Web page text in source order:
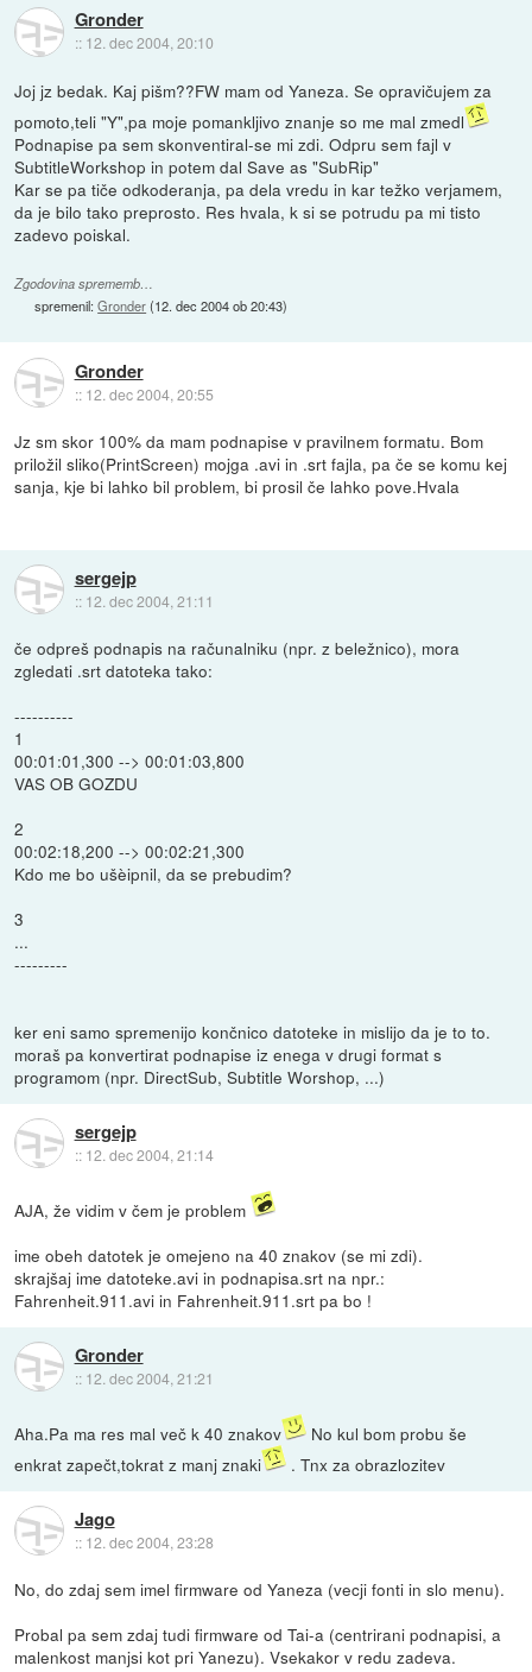
Gronder
:: 12. dec 2004, 20:10
Joj jz bedak. Kaj pišm??FW mam od Yaneza. Se opravičujem za
pomoto,teli "Y",pa moje pomankljivo znanje so me mal zmedl
Podnapise pa sem skonventiral-se mi zdi. Odpru sem fajl v
SubtitleWorkshop in potem dal Save as "SubRip"
Kar se pa tiče odkoderanja, pa dela vredu in kar težko verjamem,
da je bilo tako preprosto. Res hvala, k si se potrudu pa mi tisto
zadevo poiskal.
Zgodovina sprememb…
spremenil:Gronder(12. dec 2004 ob 20:43)
Gronder
:: 12. dec 2004, 20:55
Jz sm skor 100% da mam podnapise v pravilnem formatu. Bom
priložil sliko(PrintScreen) mojga .avi in .srt fajla, pa če se komu kej
sanja, kje bi lahko bil problem, bi prosil če lahko pove.Hvala
sergejp
:: 12. dec 2004, 21:11
če odpreš podnapis na računalniku (npr. z beležnico), mora
zgledati .srt datoteka tako:
----------
1
00:01:01,300 --> 00:01:03,800
VAS OB GOZDU
2
00:02:18,200 --> 00:02:21,300
Kdo me bo ušèipnil, da se prebudim?
3
...
---------
ker eni samo spremenijo končnico datoteke in mislijo da je to to.
moraš pa konvertirat podnapise iz enega v drugi format s
programom (npr. DirectSub, Subtitle Worshop, ...)
sergejp
:: 12. dec 2004, 21:14
AJA, že vidim v čem je problem
ime obeh datotek je omejeno na 40 znakov (se mi zdi).
skrajšaj ime datoteke.avi in podnapisa.srt na npr.:
Fahrenheit.911.avi in Fahrenheit.911.srt pa bo !
Gronder
:: 12. dec 2004, 21:21
Aha.Pa ma res mal več k 40 znakov
No kul bom probu še
enkrat zapečt,tokrat z manj znaki
. Tnx za obrazlozitev
Jago
:: 12. dec 2004, 23:28
No, do zdaj sem imel firmware od Yaneza (vecji fonti in slo menu).
Probal pa sem zdaj tudi firmware od Tai-a (centrirani podnapisi, a
malenkost manjsi kot pri Yanezu). Vsekakor v redu zadeva.